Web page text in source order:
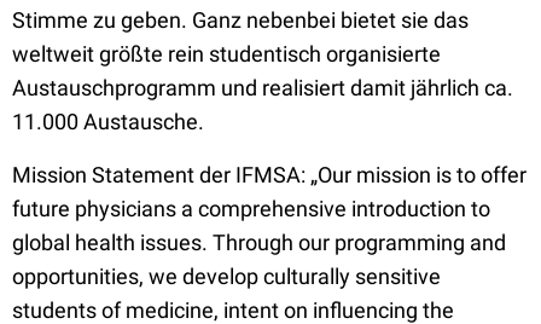
Stimme zu geben. Ganz nebenbei bietet sie das
weltweit größte rein studentisch organisierte
Austauschprogramm und realisiert damit jährlich ca.
11.000 Austausche.
Mission Statement der IFMSA: „Our mission is to offer
future physicians a comprehensive introduction to
global health issues. Through our programming and
opportunities, we develop culturally sensitive
students of medicine, intent on influencing the